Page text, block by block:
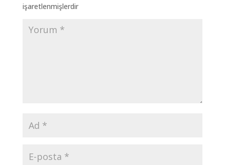
işaretlenmişlerdir